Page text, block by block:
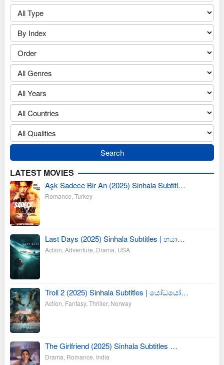
LATEST MOVIES
Aşk Sadece Bir An (2025) Sinhala Subtitl…
Romance Turkey
Last Days (2025) Sinhala Subtitles | භයා…
Action Adventure Drama USA
Troll 2 (2025) Sinhala Subtitles | යෝධයෝ…
Action Fantasy, Thriller, Norway
The Girlfriend (2025) Sinhala Subtitles …
Drama Romance India